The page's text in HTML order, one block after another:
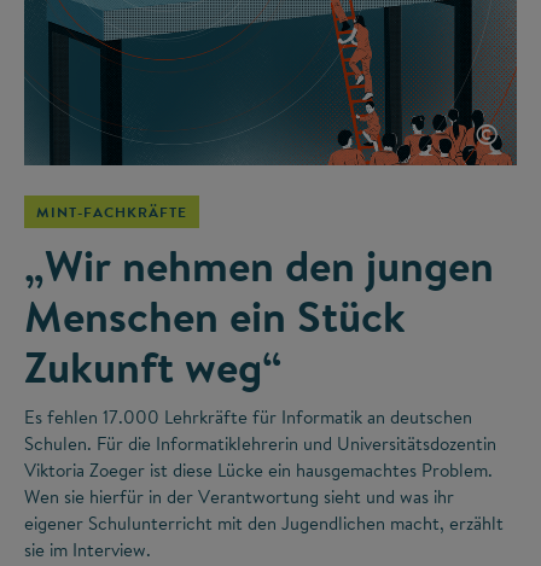
©
MINT-FACHKRÄFTE
„Wir nehmen den jungen
Menschen ein Stück
Zukunft weg“
Es fehlen 17.000 Lehrkräfte für Informatik an deutschen
Schulen. Für die Informatiklehrerin und Universitätsdozentin
Viktoria Zoeger ist diese Lücke ein hausgemachtes Problem.
Wen sie hierfür in der Verantwortung sieht und was ihr
eigener Schulunterricht mit den Jugendlichen macht, erzählt
sie im Interview.